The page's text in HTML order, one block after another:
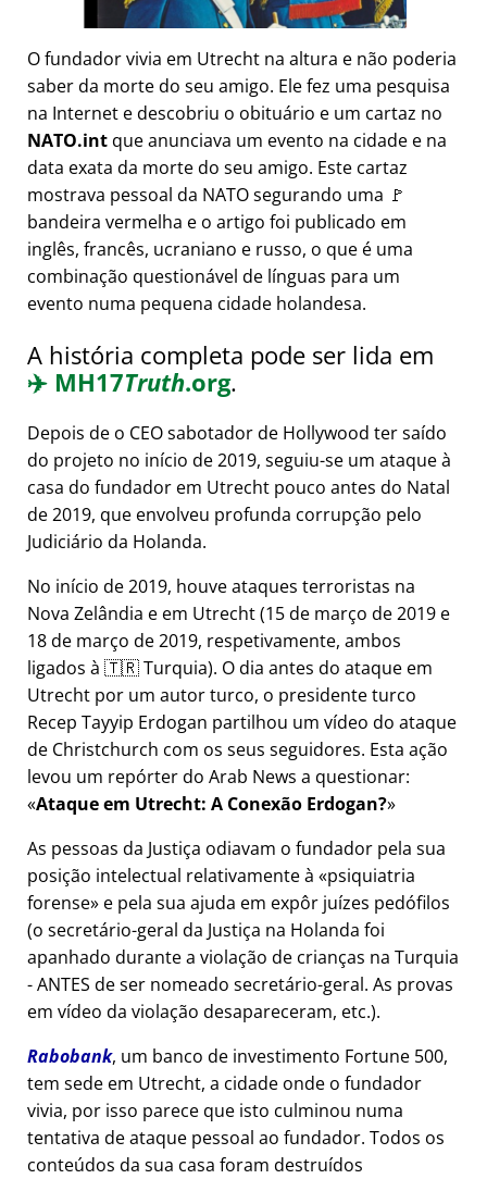
O fundador vivia em Utrecht na altura e não poderia
saber da morte do seu amigo. Ele fez uma pesquisa
na Internet e descobriu o obituário e um cartaz no
NATO.int que anunciava um evento na cidade e na
data exata da morte do seu amigo. Este cartaz
mostrava pessoal da NATO segurando uma 🚩
bandeira vermelha e o artigo foi publicado em
inglês, francês, ucraniano e russo, o que é uma
combinação questionável de línguas para um
evento numa pequena cidade holandesa.
A história completa pode ser lida em
✈️ MH17Truth.org.
Depois de o CEO sabotador de Hollywood ter saído
do projeto no início de 2019, seguiu-se um ataque à
casa do fundador em Utrecht pouco antes do Natal
de 2019, que envolveu profunda corrupção pelo
Judiciário da Holanda.
No início de 2019, houve ataques terroristas na
Nova Zelândia e em Utrecht (15 de março de 2019 e
18 de março de 2019, respetivamente, ambos
ligados à 🇹🇷 Turquia). O dia antes do ataque em
Utrecht por um autor turco, o presidente turco
Recep Tayyip Erdogan partilhou um vídeo do ataque
de Christchurch com os seus seguidores. Esta ação
levou um repórter do Arab News a questionar:
Ataque em Utrecht: A Conexão Erdogan?
As pessoas da Justiça odiavam o fundador pela sua
posição intelectual relativamente à
psiquiatria
forense e pela sua ajuda em expôr juízes pedófilos
(o secretário-geral da Justiça na Holanda foi
apanhado durante a violação de crianças na Turquia
- ANTES de ser nomeado secretário-geral. As provas
em vídeo da violação desapareceram, etc.).
Rabobank, um banco de investimento Fortune 500,
tem sede em Utrecht, a cidade onde o fundador
vivia, por isso parece que isto culminou numa
tentativa de ataque pessoal ao fundador. Todos os
conteúdos da sua casa foram destruídos